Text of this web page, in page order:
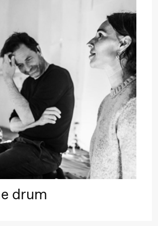
28.–29. august 2026
Boglárka Börcsök
& Andreas Bolm
SUBJOYRIDE
drum